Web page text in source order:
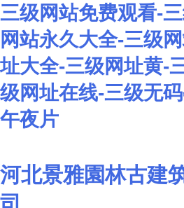
三级网站免费观看-
网站永久大全-三级
址大全-三级网址黄-
级网址在线-三级无
午夜片
河北景雅園林古建